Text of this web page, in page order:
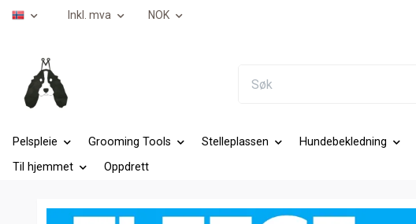
Inkl. mva NOK
Pelspleie Grooming Tools Stelleplassen Hundebekledning
Til hjemmet
Oppdrett